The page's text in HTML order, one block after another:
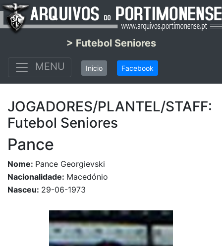
> Futebol Seniores
MENU
Inicio Facebook
JOGADORES/PLANTEL/STAFF:
Futebol Seniores
Pance
Nome: Pance Georgievski
Nacionalidade: Macedónio
Nasceu: 29-06-1973